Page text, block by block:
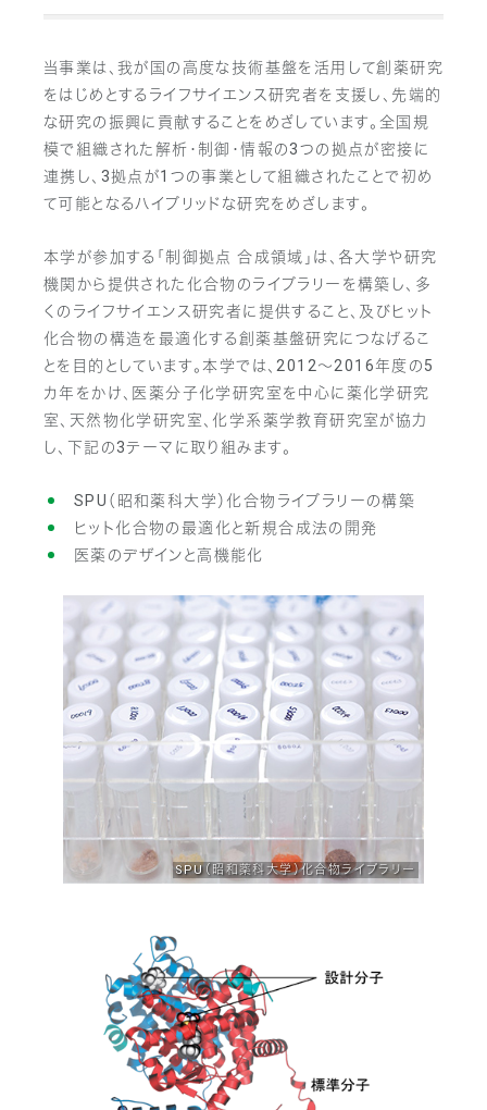
当事業は、我が国の高度な技術基盤を活用して創薬研究
をはじめとするライフサイエンス研究者を支援し、先端的
な研究の振興に貢献することをめざしています。全国規
模で組織された解析・制御・情報の3つの拠点が密接に
連携し、3拠点が1つの事業として組織されたことで初め
て可能となるハイブリッドな研究をめざします。
本学が参加する「制御拠点 合成領域」は、各大学や研究
機関から提供された化合物のライブラリーを構築し、多
くのライフサイエンス研究者に提供すること、及びヒット
化合物の構造を最適化する創薬基盤研究につなげるこ
とを目的としています。本学では、2012～2016年度の5
カ年をかけ、医薬分子化学研究室を中心に薬化学研究
室、天然物化学研究室、化学系薬学教育研究室が協力
し、下記の3テーマに取り組みます。
SPU（昭和薬科大学）化合物ライブラリーの構築
ヒット化合物の最適化と新規合成法の開発
医薬のデザインと高機能化
SPU（昭和薬科大学）化合物ライブラリー